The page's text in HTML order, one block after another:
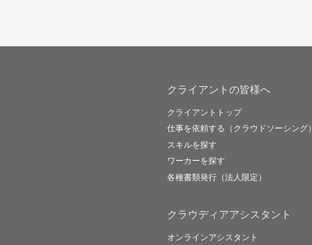
クライアントの皆様へ
クライアントトップ
仕事を依頼する（クラウドソーシング）
スキルを探す
ワーカーを探す
各種書類発行（法人限定）
クラウディアアシスタント
オンラインアシスタント